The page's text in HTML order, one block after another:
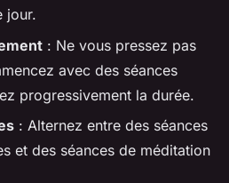
jour.
: Ne vous pressez pas
avec des séances
progressivement la durée.
: Alternez entre des séances
et des séances de méditation